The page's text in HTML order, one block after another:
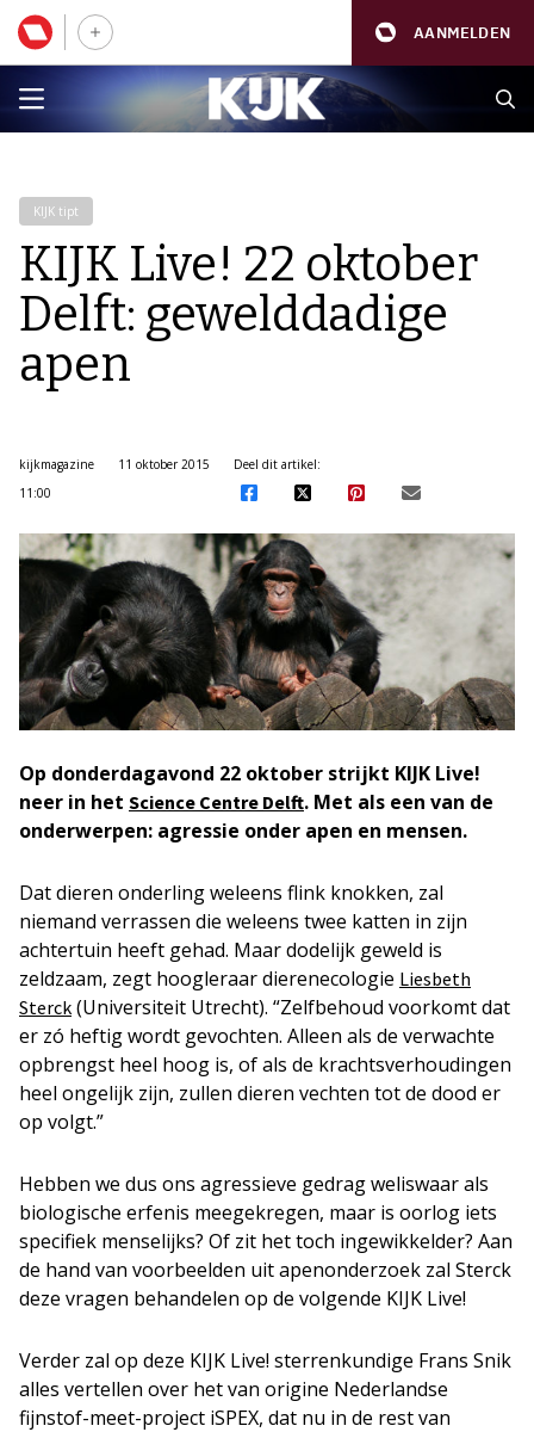
AANMELDEN
KIJK tipt
KIJK Live! 22 oktober
Delft: gewelddadige
apen
kijkmagazine
11 oktober 2015
11:00
Deel dit artikel:
Op donderdagavond 22 oktober strijkt KIJK Live!
neer in het Science Centre Delft. Met als een van de
onderwerpen: agressie onder apen en mensen.
Dat dieren onderling weleens flink knokken, zal
niemand verrassen die weleens twee katten in zijn
achtertuin heeft gehad. Maar dodelijk geweld is
zeldzaam, zegt hoogleraar dierenecologie Liesbeth
Sterck (Universiteit Utrecht). “Zelfbehoud voorkomt dat
er zó heftig wordt gevochten. Alleen als de verwachte
opbrengst heel hoog is, of als de krachtsverhoudingen
heel ongelijk zijn, zullen dieren vechten tot de dood er
op volgt.”
Hebben we dus ons agressieve gedrag weliswaar als
biologische erfenis meegekregen, maar is oorlog iets
specifiek menselijks? Of zit het toch ingewikkelder? Aan
de hand van voorbeelden uit apenonderzoek zal Sterck
deze vragen behandelen op de volgende KIJK Live!
Verder zal op deze KIJK Live! sterrenkundige Frans Snik
alles vertellen over het van origine Nederlandse
fijnstof-meet-project iSPEX, dat nu in de rest van